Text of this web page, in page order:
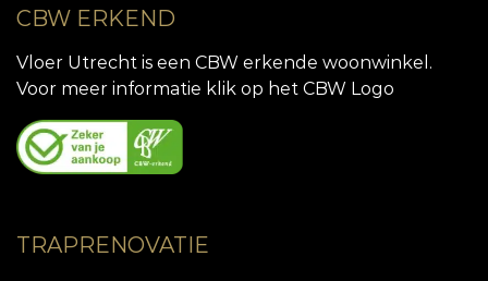
CBW ERKEND
Vloer Utrecht is een CBW erkende woonwinkel.
Voor meer informatie klik op het CBW Logo
TRAPRENOVATIE